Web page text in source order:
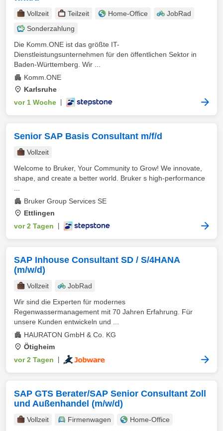
Vollzeit Teilzeit Home-Office
JobRad
Sonderzahlung
Die Komm.ONE ist das größte IT-
Dienstleistungsunternehmen für den öffentlichen Sektor in
Baden-Württemberg. Wir ...
Komm.ONE
Karlsruhe
vor 1 Woche
Senior SAP Basis Consultant m/f/d
Vollzeit
Welcome to Bruker, Your Community to Grow! We innovate,
shape, and create a better world. Bruker s high-performance
Bruker Group Services SE
Ettlingen
vor 2 Tagen
SAP Inhouse Consultant SD / S/4HANA
(m/w/d)
Vollzeit
JobRad
Wir sind die Experten für modernes
Regenwassermanagement mit 70 Jahren Erfahrung. Für
unsere Kunden entwickeln und ...
HAURATON GmbH & Co. KG
Ötigheim
vor 2 Tagen
SAP GTS Berater/SAP Senior Consultant Zoll
und Außenhandel (m/w/d)
Vollzeit Firmenwagen
Home-Office